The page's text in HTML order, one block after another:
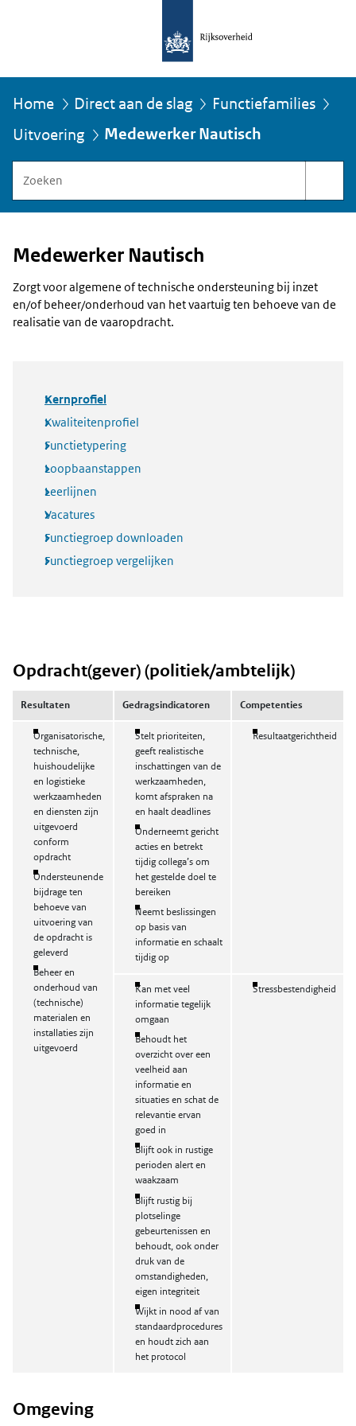
U
bevindt
zich
hier:
Home Direct aan de slag
Functiefamilies
Uitvoering
Medewerker Nautisch
binnen
Functiegebouw
Medewerker Nautisch
Zorgt voor algemene of technische ondersteuning bij inzet
en/of beheer/onderhoud van het vaartuig ten behoeve van de
realisatie van de vaaropdracht.
Kernprofiel
Kwaliteitenprofiel
Functietypering
Loopbaanstappen
Leerlijnen
Vacatures
Functiegroep downloaden
Functiegroep vergelijken
Opdracht(gever) (politiek/ambtelijk)
Resultaten Gedragsindicatoren Competenties
Organisatorische,
technische,
huishoudelijke
en logistieke
werkzaamheden
en diensten zijn
uitgevoerd
conform
opdracht
Ondersteunende
bijdrage ten
behoeve van
uitvoering van
de opdracht is
geleverd
Beheer en
onderhoud van
(technische)
materialen en
installaties zijn
uitgevoerd
Stelt prioriteiten,
geeft realistische
inschattingen van de
werkzaamheden,
komt afspraken na
en haalt deadlines
Onderneemt gericht
acties en betrekt
tijdig collega’s om
het gestelde doel te
bereiken
Neemt beslissingen
op basis van
informatie en schaalt
tijdig op
Resultaatgerichtheid
Kan met veel
informatie tegelijk
omgaan
Behoudt het
overzicht over een
veelheid aan
informatie en
situaties en schat de
relevantie ervan
goed in
Blijft ook in rustige
perioden alert en
waakzaam
Blijft rustig bij
plotselinge
gebeurtenissen en
behoudt, ook onder
druk van de
omstandigheden,
eigen integriteit
Wijkt in nood af van
standaardprocedures
en houdt zich aan
het protocol
Stressbestendigheid
Omgeving